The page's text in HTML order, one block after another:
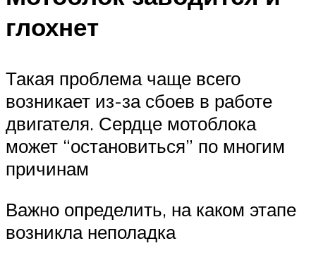
глохнет
Такая проблема чаще всего
возникает из-за сбоев в работе
двигателя. Сердце мотоблока
может “остановиться” по многим
причинам
Важно определить, на каком этапе
возникла неполадка